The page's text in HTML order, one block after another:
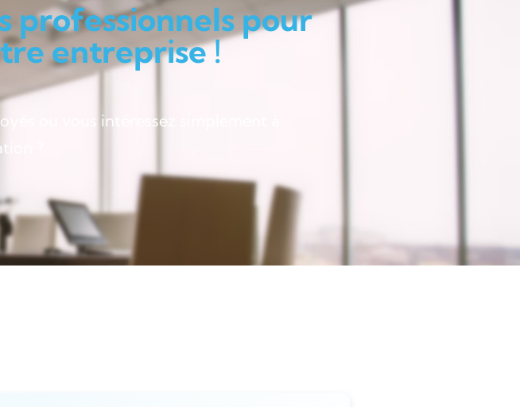
professionnels pour
entreprise !
ou vous intéressez simplement à
?